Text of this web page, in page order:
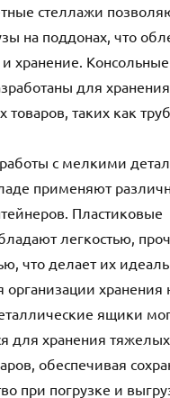
стеллажи
на поддонах, что
хранение.
для хранения
таких как
с мелкими
применяют
Пластиковые
легкостью,
что делает их
хранения
ящики
для хранения
обеспечивая
при погрузке и